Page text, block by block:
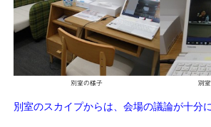
別室のスカイプからは、会場の議論が十分